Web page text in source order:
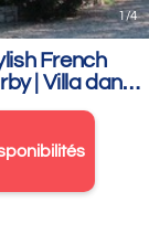
1/4
French
| Villa dans